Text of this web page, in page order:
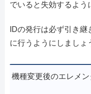
でいると失効するよう
IDの発行は必ず引き
に行うようにしましょ
機種変更後のエレメ